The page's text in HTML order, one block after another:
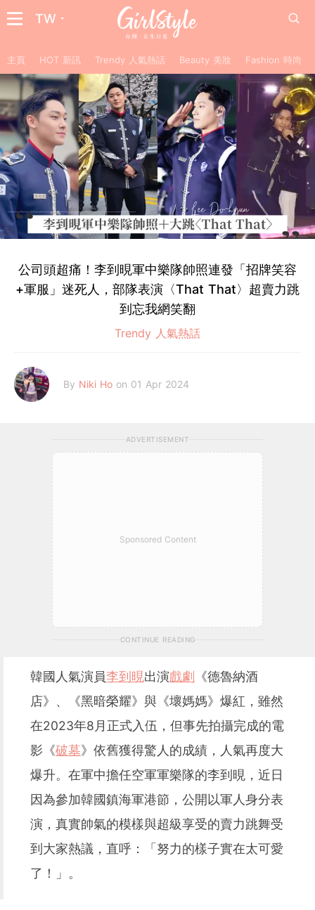
TW
主頁 HOT 新訊 Trendy 人氣熱話 Beauty 美妝 Fashion 時尚
公司頭超痛！李到晛軍中樂隊帥照連發「招牌笑容
+軍服」迷死人，部隊表演〈That That〉超賣力跳
到忘我網笑翻
Trendy 人氣熱話
By Niki Ho on 01 Apr 2024
ADVERTISEMENT
Sponsored Content
CONTINUE READING
韓國人氣演員李到晛出演戲劇 《德魯納酒
店》、《黑暗榮耀》與《壞媽媽》爆紅，雖然
在2023年8月正式入伍，但事先拍攝完成的電
影《破墓》依舊獲得驚人的成績，人氣再度大
爆升。在軍中擔任空軍軍樂隊的李到晛，近日
因為參加韓國鎮海軍港節，公開以軍人身分表
演，真實帥氣的模樣與超級享受的賣力跳舞受
到大家熱議，直呼：「努力的樣子實在太可愛
了！」。